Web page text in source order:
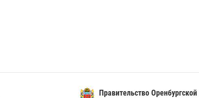
Правительство Оренбургской